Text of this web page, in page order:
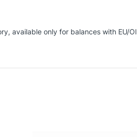
available only for balances with EU/